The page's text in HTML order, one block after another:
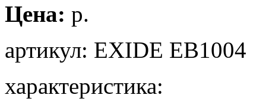
Цена: p.
артикул: EXIDE
характеристика: